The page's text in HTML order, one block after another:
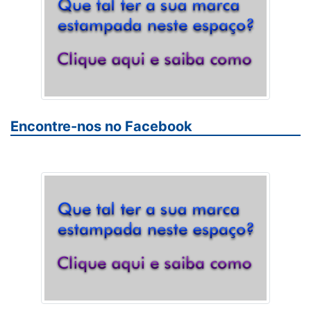
Encontre-nos no Facebook